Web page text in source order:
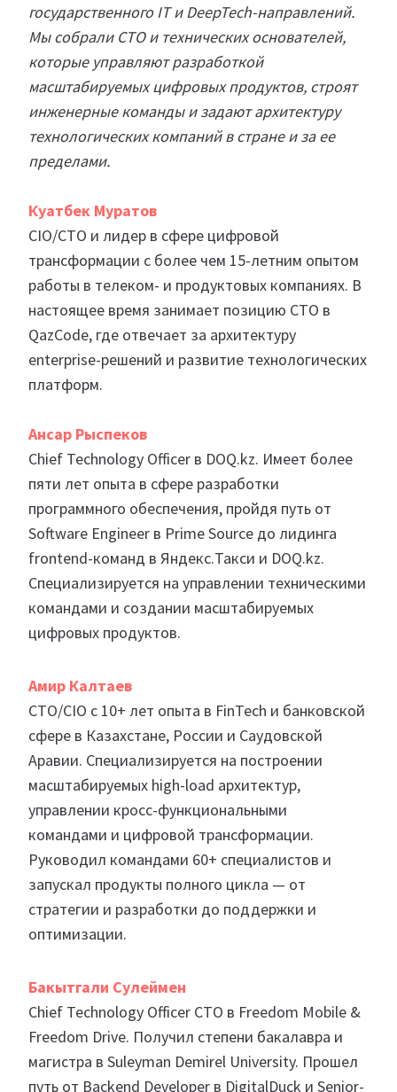
государственного IT и DeepTech-направлений.
Мы собрали CTO и технических основателей,
которые управляют разработкой
масштабируемых цифровых продуктов, строят
инженерные команды и задают архитектуру
технологических компаний в стране и за ее
пределами.
Куатбек Муратов
CIO/CTO и лидер в сфере цифровой
трансформации с более чем 15-летним опытом
работы в телеком- и продуктовых компаниях. В
настоящее время занимает позицию CTO в
QazCode, где отвечает за архитектуру
enterprise-решений и развитие технологических
платформ.
Ансар Рыспеков
Chief Technology Officer в DOQ.kz. Имеет более
пяти лет опыта в сфере разработки
программного обеспечения, пройдя путь от
Software Engineer в Prime Source до лидинга
frontend-команд в Яндекс.Такси и DOQ.kz.
Специализируется на управлении техническими
командами и создании масштабируемых
цифровых продуктов.
Амир Калтаев
CTO/CIO с 10+ лет опыта в FinTech и банковской
сфере в Казахстане, России и Саудовской
Аравии. Специализируется на построении
масштабируемых high-load архитектур,
управлении кросс-функциональными
командами и цифровой трансформации.
Руководил командами 60+ специалистов и
запускал продукты полного цикла — от
стратегии и разработки до поддержки и
оптимизации.
Бакытгали Сулеймен
Chief Technology Officer CTO в Freedom Mobile &
Freedom Drive. Получил степени бакалавра и
магистра в Suleyman Demirel University. Прошел
путь от Backend Developer в DigitalDuck и Senior-